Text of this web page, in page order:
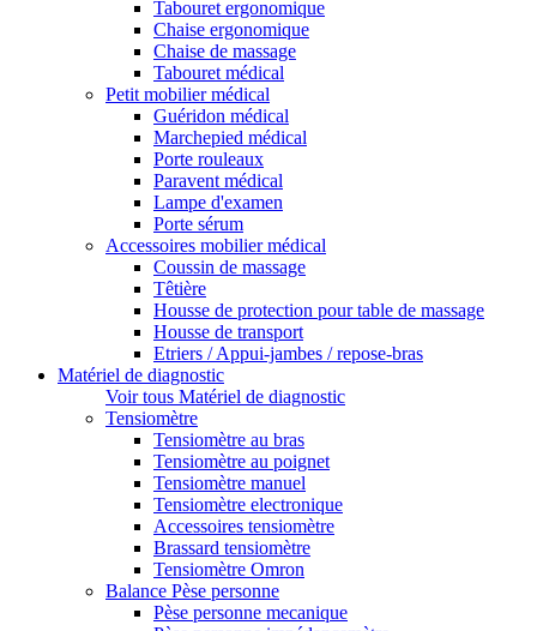
Tabouret ergonomique
Chaise ergonomique
Chaise de massage
Tabouret médical
Petit mobilier médical
Guéridon médical
Marchepied médical
Porte rouleaux
Paravent médical
Lampe d'examen
Porte sérum
Accessoires mobilier médical
Coussin de massage
Têtière
Housse de protection pour table de massage
Housse de transport
Etriers / Appui-jambes / repose-bras
Matériel de diagnostic
Voir tous Matériel de diagnostic
Tensiomètre
Tensiomètre au bras
Tensiomètre au poignet
Tensiomètre manuel
Tensiomètre electronique
Accessoires tensiomètre
Brassard tensiomètre
Tensiomètre Omron
Balance Pèse personne
Pèse personne mecanique